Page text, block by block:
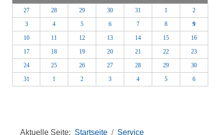
27 28 29 30 31 1
2
3
4 5 6 7 8
9
10
11 12 13 14 15
16
17
18 19 20 21 22
23
24
25 26 27 28 29
30
31
1 2 3 4 5 6
Aktuelle Seite: Startseite
Service